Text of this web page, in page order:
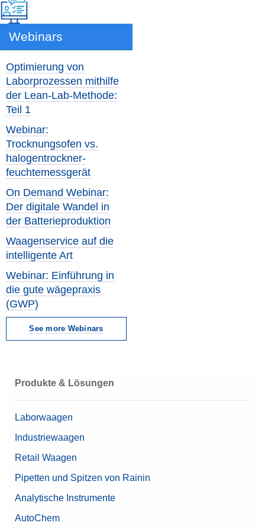
Webinars
Optimierung von
Laborprozessen mithilfe
der Lean-Lab-Methode:
Teil 1
Webinar:
Trocknungsofen vs.
halogentrockner-
feuchtemessgerät
On Demand Webinar:
Der digitale Wandel in
der Batterieproduktion
Waagenservice auf die
intelligente Art
Webinar: Einführung in
die gute wägepraxis
(GWP)
See more Webinars
Produkte & Lösungen
Laborwaagen
Industriewaagen
Retail Waagen
Pipetten und Spitzen von Rainin
Analytische Instrumente
AutoChem